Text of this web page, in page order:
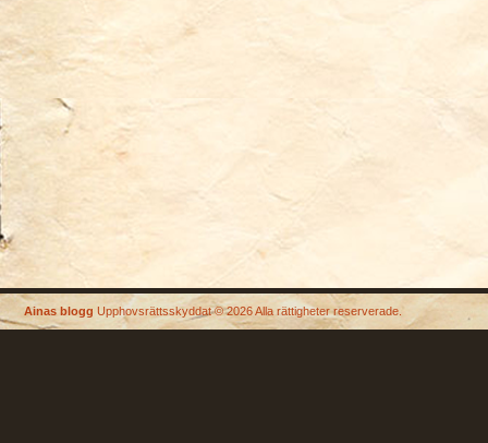
Ainas blogg Upphovsrättsskyddat © 2026 Alla rättigheter reserverade.